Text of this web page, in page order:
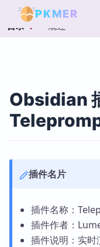
PKMER
目录 概述
Obsidian
插件名片
插件名称：
插件作者：
插件说明：实时